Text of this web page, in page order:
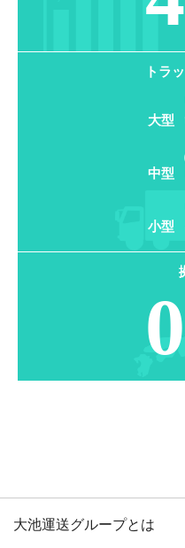
トラ
大型
中型
小型
大池運送グループとは